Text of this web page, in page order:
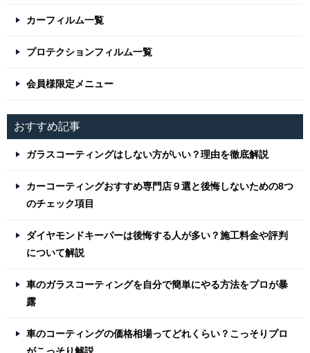
カーフィルム一覧
プロテクションフィルム一覧
会員様限定メニュー
おすすめ記事
ガラスコーティングはしない方がいい？理由を徹底解説
カーコーティングおすすめ専門店９選と後悔しないための8つ
のチェック項目
ダイヤモンドキーパーは後悔する人が多い？施工料金や評判
について解説
車のガラスコーティングを自分で簡単にやる方法をプロが暴
露
車のコーティングの価格相場ってどれくらい？こっそりプロ